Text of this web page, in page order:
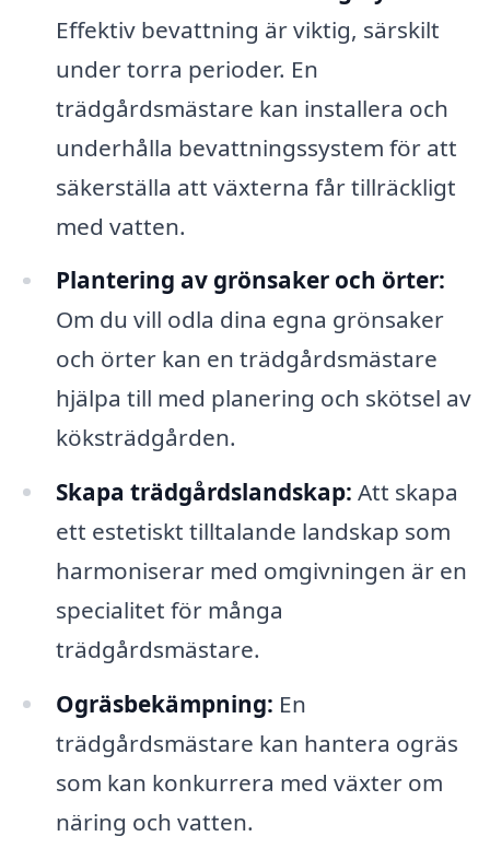
Effektiv bevattning är viktig, särskilt
under torra perioder. En
trädgårdsmästare kan installera och
underhålla bevattningssystem för att
säkerställa att växterna får tillräckligt
med vatten.
Plantering av grönsaker och örter:
Om du vill odla dina egna grönsaker
och örter kan en trädgårdsmästare
hjälpa till med planering och skötsel av
köksträdgården.
Skapa trädgårdslandskap: Att skapa
ett estetiskt tilltalande landskap som
harmoniserar med omgivningen är en
specialitet för många
trädgårdsmästare.
Ogräsbekämpning: En
trädgårdsmästare kan hantera ogräs
som kan konkurrera med växter om
näring och vatten.